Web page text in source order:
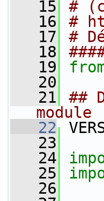
   15
#
   16
#
   17
#
   18
   19
   20
   21
##
module
   22
   23
   24
   25
   26